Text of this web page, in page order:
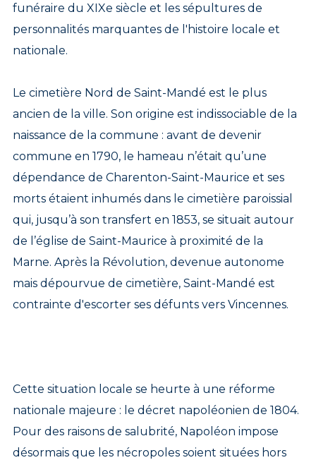
funéraire du XIXe siècle et les sépultures de
personnalités marquantes de l'histoire locale et
nationale.
Le cimetière Nord de Saint-Mandé est le plus
ancien de la ville. Son origine est indissociable de la
naissance de la commune : avant de devenir
commune en 1790, le hameau n’était qu’une
dépendance de Charenton-Saint-Maurice et ses
morts étaient inhumés dans le cimetière paroissial
qui, jusqu’à son transfert en 1853, se situait autour
de l’église de Saint-Maurice à proximité de la
Marne. Après la Révolution, devenue autonome
mais dépourvue de cimetière, Saint-Mandé est
contrainte d'escorter ses défunts vers Vincennes.
Cette situation locale se heurte à une réforme
nationale majeure : le décret napoléonien de 1804.
Pour des raisons de salubrité, Napoléon impose
désormais que les nécropoles soient situées hors